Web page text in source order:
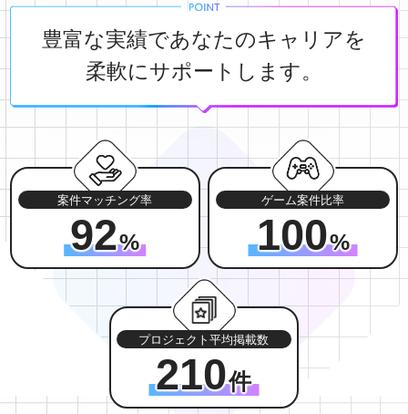
豊富な実績であなたのキャリアを
柔軟にサポートします。
案件マッチング率
92%
ゲーム案件比率
100%
プロジェクト平均掲載数
210件